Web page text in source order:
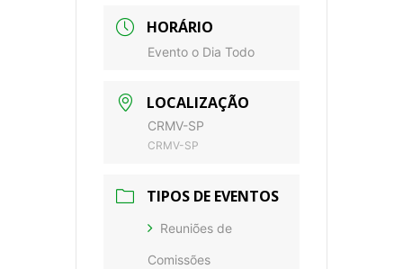
HORÁRIO
Evento o Dia Todo
LOCALIZAÇÃO
CRMV-SP
CRMV-SP
TIPOS DE EVENTOS
Reuniões de
Comissões